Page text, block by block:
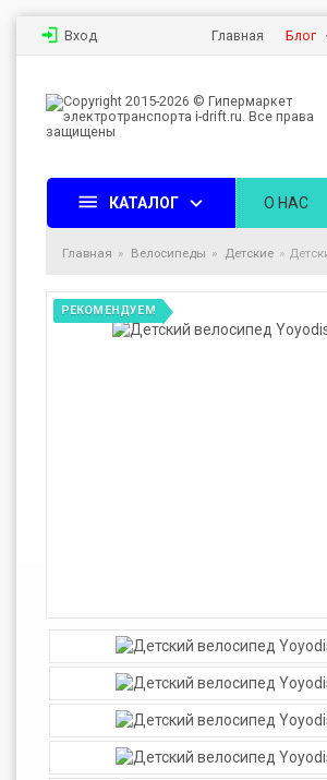
Вход Главная Блог
КАТАЛОГ О НАС
Главная Велосипеды Детские
РЕКОМЕНДУЕМ